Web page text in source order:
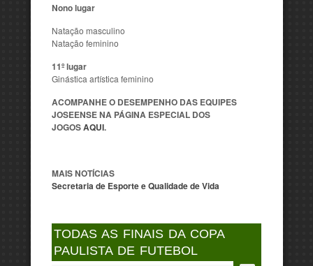
Nono lugar
Natação masculino
Natação feminino
11º lugar
Ginástica artística feminino
ACOMPANHE O DESEMPENHO DAS EQUIPES
JOSEENSE NA PÁGINA ESPECIAL DOS
JOGOSAQUI.
MAIS NOTÍCIAS
Secretaria de Esporte e Qualidade de Vida
TODAS AS FINAIS DA COPA
PAULISTA DE FUTEBOL